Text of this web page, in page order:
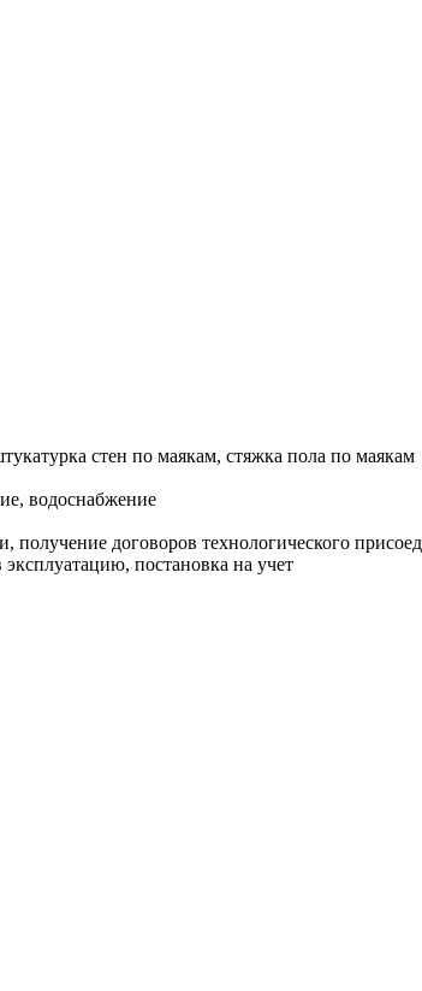
стен по маякам, стяжка пола по маякам
водоснабжение
договоров технологического
постановка на учет